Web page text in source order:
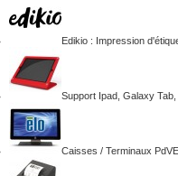
Edikio : Impression
Support Ipad, Galaxy
Caisses / Terminaux PdV